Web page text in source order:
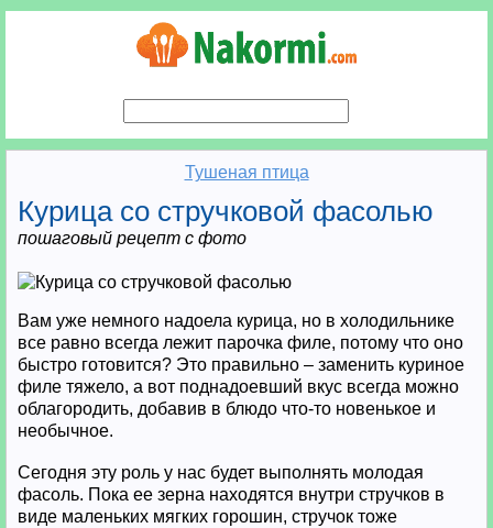
Тушеная птица
Курица со стручковой фасолью
пошаговый рецепт с фото
Вам уже немного надоела курица, но в холодильнике
все равно всегда лежит парочка филе, потому что оно
быстро готовится? Это правильно – заменить куриное
филе тяжело, а вот поднадоевший вкус всегда можно
облагородить, добавив в блюдо что-то новенькое и
необычное.
Сегодня эту роль у нас будет выполнять молодая
фасоль. Пока ее зерна находятся внутри стручков в
виде маленьких мягких горошин, стручок тоже